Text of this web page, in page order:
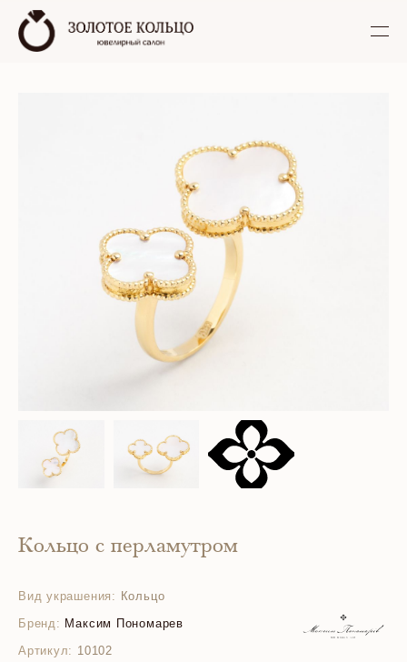
Кольцо с перламутром
Вид украшения: Кольцо
Бренд: Максим Пономарев
Артикул: 10102